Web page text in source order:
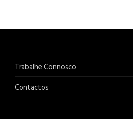
Trabalhe Connosco
Contactos